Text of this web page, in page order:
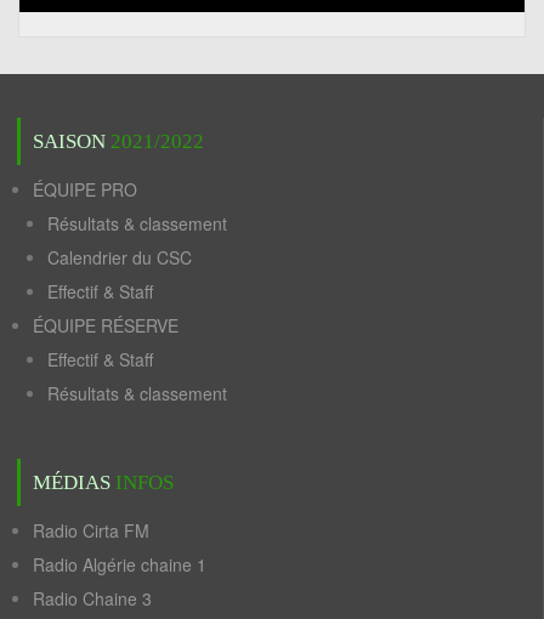
SAISON 2021/2022
ÉQUIPE PRO
Résultats & classement
Calendrier du CSC
Effectif & Staff
ÉQUIPE RÉSERVE
Effectif & Staff
Résultats & classement
MÉDIAS INFOS
Radio Cirta FM
Radio Algérie chaine 1
Radio Chaine 3